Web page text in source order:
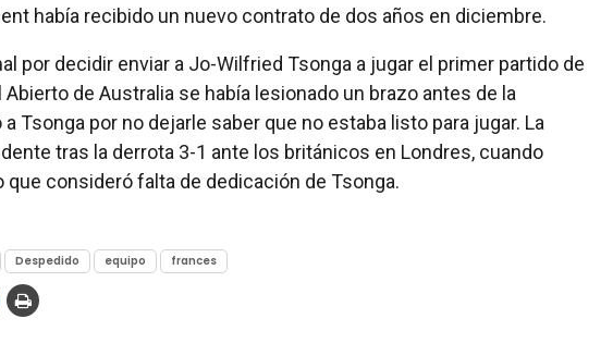
había recibido un nuevo contrato de dos años en diciembre.
por decidir enviar a Jo-Wilfried Tsonga a jugar el primer partido de
de Australia se había lesionado un brazo antes de la
Tsonga por no dejarle saber que no estaba listo para jugar. La
tras la derrota 3-1 ante los británicos en Londres, cuando
consideró falta de dedicación de Tsonga.
Despedido equipo frances